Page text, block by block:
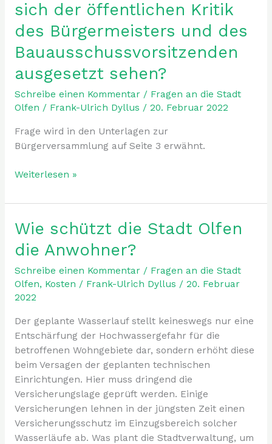
sich der öffentlichen Kritik
des Bürgermeisters und des
Bauausschussvorsitzenden
ausgesetzt sehen?
Schreibe einen Kommentar / Fragen an die Stadt
Olfen / Frank-Ulrich Dyllus / 20. Februar 2022
Frage wird in den Unterlagen zur
Bürgerversammlung auf Seite 3 erwähnt.
Stadt
Olfen
so
intensiv
dem
Projekt
„Neue
Stever“
befasst,
dies
Bürgern
getan
hat,
die
sich
der
öffentlichen
Kritik
des
Bürgermeisters
und
des
Bauausschussvorsitzenden
ausgesetzt
sehen?
Weiterlesen »
Wie schützt die Stadt Olfen
die Anwohner?
Schreibe einen Kommentar / Fragen an die Stadt
Olfen, Kosten / Frank-Ulrich Dyllus / 20. Februar
2022
Der geplante Wasserlauf stellt keineswegs nur eine
Entschärfung der Hochwassergefahr für die
betroffenen Wohngebiete dar, sondern erhöht diese
beim Versagen der geplanten technischen
Einrichtungen. Hier muss dringend die
Versicherungslage geprüft werden. Einige
Versicherungen lehnen in der jüngsten Zeit einen
Versicherungsschutz im Einzugsbereich solcher
Wasserläufe ab. Was plant die Stadtverwaltung, um
Wie
die
Stadt
Olfen
die